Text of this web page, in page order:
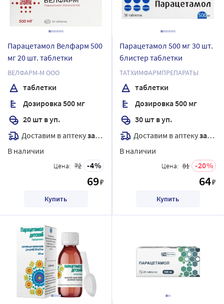
Парацетамол Велфарм 500
мг 20 шт. таблетки
ВЕЛФАРМ-М ООО
таблетки
Дозировка 500 мг
20 шт в уп.
Доставим в аптекузавтра
В наличии
Цена: 72 4
69₽
Купить
Парацетамол 500 мг 30 шт.
блистер таблетки
ТАТХИМФАРМПРЕПАРАТЫ
таблетки
Дозировка 500 мг
30 шт в уп.
Доставим в аптекузавтра
В наличии
Цена: 81 20
64₽
Купить